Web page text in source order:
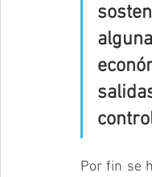
Por fin se